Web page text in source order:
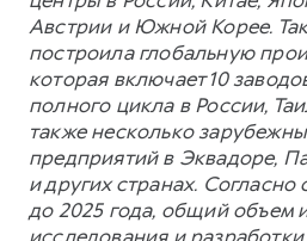
Австрии и Южной Корее.
построила глобальную
которая включает 10
полного цикла в России,
также несколько
предприятий в Эквадоре,
и других странах.
до 2025 года, общий объем